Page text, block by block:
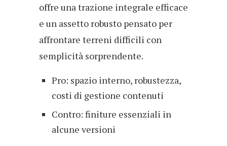
offre una trazione integrale efficace
e un assetto robusto pensato per
affrontare terreni difficili con
semplicità sorprendente.
Pro: spazio interno, robustezza,
costi di gestione contenuti
Contro: finiture essenziali in
alcune versioni